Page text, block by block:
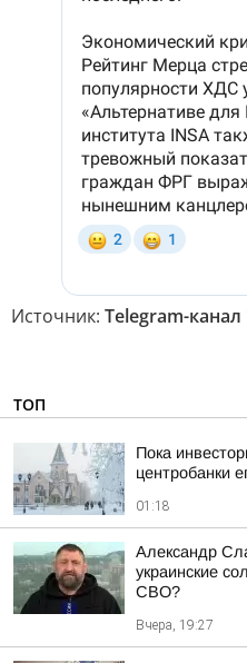
Источник: Telegram-
ТОП
Пока
центробанки
01:18
Александр
украинские
СВО?
Вчера, 19:27